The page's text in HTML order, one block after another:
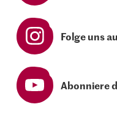
Folge uns
Abonniere